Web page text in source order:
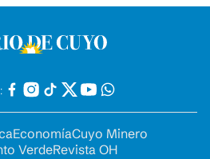
EconomíaCuyo Minero
VerdeRevista OH